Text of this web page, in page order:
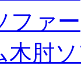
ファー
木肘